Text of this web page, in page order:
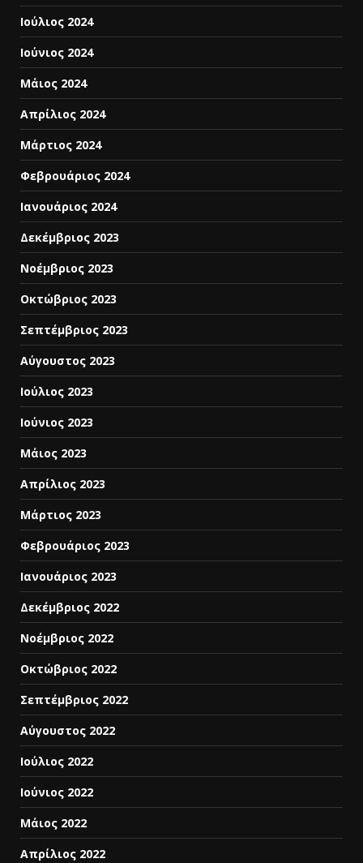
Ιούλιος 2024
Ιούνιος 2024
Μάιος 2024
Απρίλιος 2024
Μάρτιος 2024
Φεβρουάριος 2024
Ιανουάριος 2024
Δεκέμβριος 2023
Νοέμβριος 2023
Οκτώβριος 2023
Σεπτέμβριος 2023
Αύγουστος 2023
Ιούλιος 2023
Ιούνιος 2023
Μάιος 2023
Απρίλιος 2023
Μάρτιος 2023
Φεβρουάριος 2023
Ιανουάριος 2023
Δεκέμβριος 2022
Νοέμβριος 2022
Οκτώβριος 2022
Σεπτέμβριος 2022
Αύγουστος 2022
Ιούλιος 2022
Ιούνιος 2022
Μάιος 2022
Απρίλιος 2022